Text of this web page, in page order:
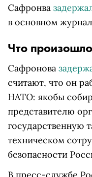
Сафронва
в основном
Что
Сафронова
считают, что он
НАТО: якобы
представителю
государственную
техническом
безопасности